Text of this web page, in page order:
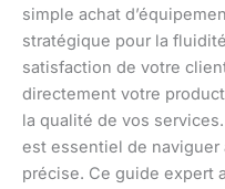
simple achat
stratégique pour la
satisfaction de votre
directement votre
la qualité de vos
est essentiel de
précise. Ce guide expert